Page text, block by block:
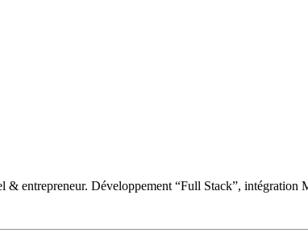
& entrepreneur. Développement “Full Stack”,